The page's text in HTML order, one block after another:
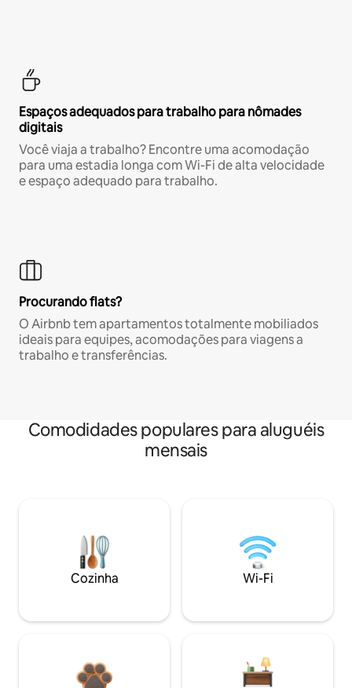
Espaços adequados para trabalho para nômades
digitais
Você viaja a trabalho? Encontre uma acomodação
para uma estadia longa com Wi-Fi de alta velocidade
e espaço adequado para trabalho.
Procurando flats?
O Airbnb tem apartamentos totalmente mobiliados
ideais para equipes, acomodações para viagens a
trabalho e transferências.
Comodidades populares para aluguéis
mensais
Cozinha Wi-Fi